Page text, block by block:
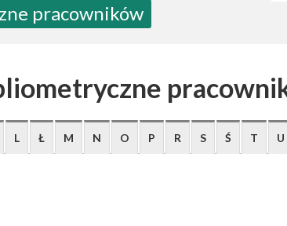
pracowników
L Ł M N O P R S Ś T U